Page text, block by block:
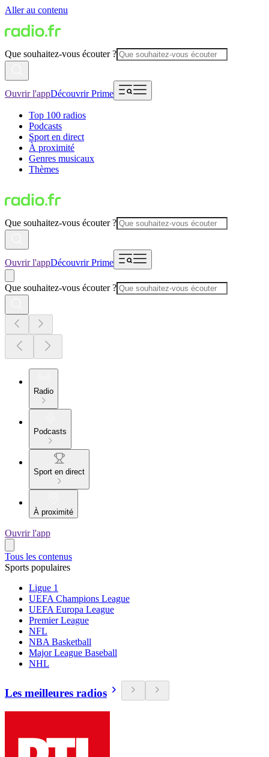
Aller au contenu
Que souhaitez-vous écouter ?
Ouvrir l'appDécouvrir Prime
Top 100 radios
Podcasts
Sport en direct
À proximité
Genres musicaux
Thèmes
Que souhaitez-vous écouter ?
Ouvrir l'appDécouvrir Prime
Que souhaitez-vous écouter ?
Radio
Podcasts
Sport en direct
À proximité
Ouvrir l'app
Tous les contenus
Sports populaires
Ligue 1
UEFA Champions League
UEFA Europa League
Premier League
NFL
NBA Basketball
Major League Baseball
NHL
Les meilleures radios